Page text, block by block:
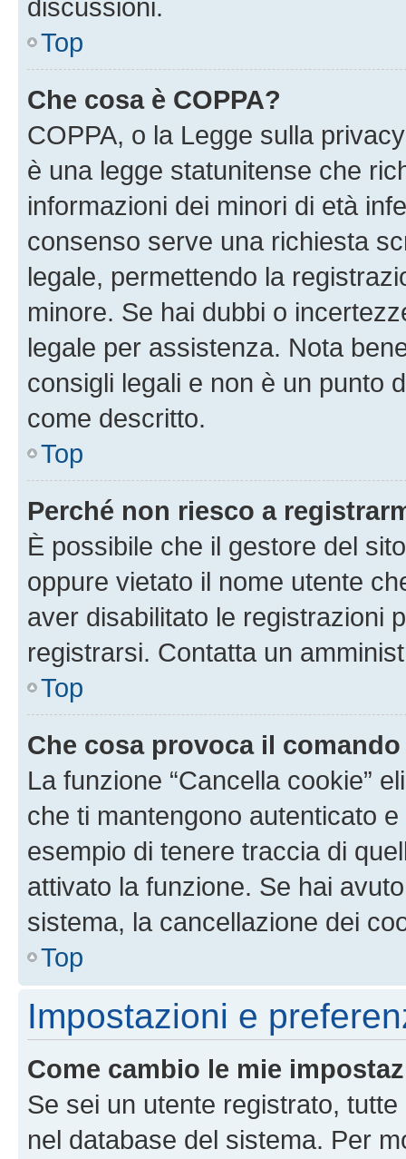
discussioni.
Top
Che cosa è COPPA?
COPPA, o la Legge sulla
è una legge statunitense che
informazioni dei minori di età
consenso serve una richiesta
legale, permettendo la
minore. Se hai dubbi o
legale per assistenza. Nota
consigli legali e non è un punto
come descritto.
Top
Perché non riesco a
È possibile che il gestore del
oppure vietato il nome utente
aver disabilitato le registrazioni
registrarsi. Contatta un
Top
Che cosa provoca il
La funzione “Cancella cookie”
che ti mantengono autenticato
esempio di tenere traccia di
attivato la funzione. Se hai
sistema, la cancellazione dei
Top
Impostazioni e
Come cambio le mie
Se sei un utente registrato,
nel database del sistema. Per